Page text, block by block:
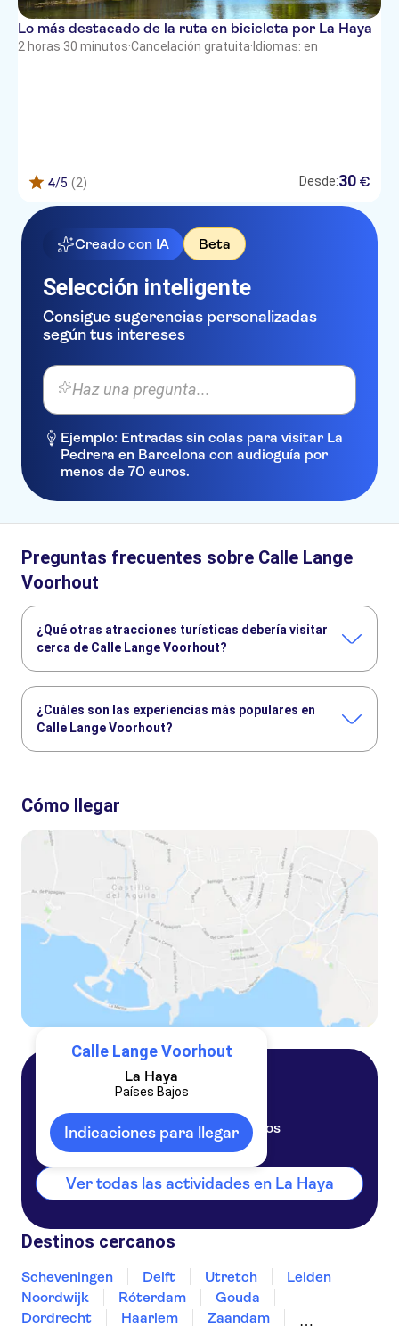
Lo más destacado de la ruta en bicicleta por La Haya
2 horas 30 minutos·Cancelación gratuita· Idiomas: en
4/5 (2) Desde:30 €
Creado con IA Beta
Selección inteligente
Consigue sugerencias personalizadas
según tus intereses
Haz una pregunta...
Ejemplo: Entradas sin colas para visitar La
Pedrera en Barcelona con audioguía por
menos de 70 euros.
Preguntas frecuentes sobre Calle Lange
Voorhout
¿Qué otras atracciones turísticas debería visitar
cerca de Calle Lange Voorhout?
Mauritshuis Binnenhof
¿Cuáles son las experiencias más populares en
Calle Lange Voorhout?
Detrás de escena de la visita guiada a la ciudad real de La Haya
Billete de transporte público de 1 día HTM de La Haya
Lo más destacado de la ruta en bicicleta por La Haya
Cómo llegar
Calle Lange Voorhout
La Haya
Países Bajos
Indicaciones para llegar
La Haya
Países Bajos
Ver todas las actividades en La Haya
Destinos cercanos
Scheveningen Delft Utretch
Leiden
Noordwijk
Róterdam
Gouda
Dordrecht
Haarlem
Zaandam